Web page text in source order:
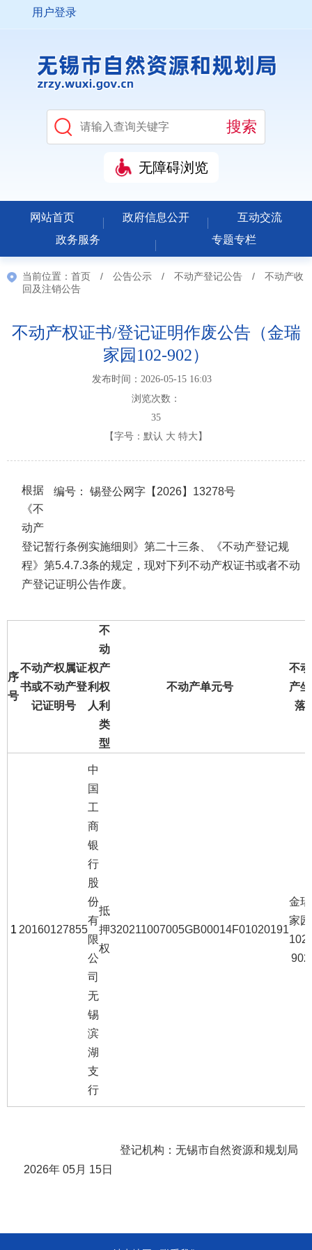
用户登录
无障碍浏览
网站首页 政府信息公开
互动交流
政务服务
专题专栏
当前位置： 首页 / 公告公示 / 不动产登记公告 /
不动产收
回及注销公告
不动产权证书/登记证明作废公告（金瑞
家园102-902）
发布时间：2026-05-15 16:03
浏览次数：
35
【字号： 默认 大 特大 】
编号： 锡登公网字【2026】13278号
根据
《不
动产
登记暂行条例实施细则》第二十三条、《不动产登记规
程》第5.4.7.3条的规定，现对下列不动产权证书或者不动
产登记证明公告作废。
序
号
不动产权属证
书或不动产登
记证明号
权
利
人
不
动
产
权
利
类
型
不动产单元号
不动
产坐
落
1 20160127855
中
国
工
商
银
行
股
份
有
限
公
司
无
锡
滨
湖
支
行
抵
押
权
320211007005GB00014F01020191
金瑞
家园
102-
902
登记机构：无锡市自然资源和规划局
2026年 05月 15日